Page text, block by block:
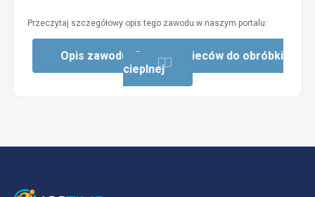
Przeczytaj szczegółowy opis tego zawodu w naszym portalu:
Opis zawodu: Operator pieców do obróbki
cieplnej